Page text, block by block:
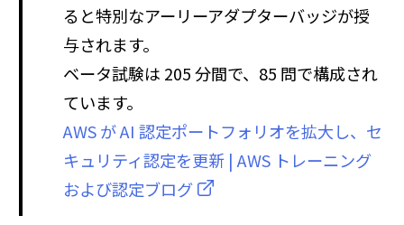
ると特別なアーリーアダプターバッジが授
与されます。
ベータ試験は 205 分間で、85 問で構成され
ています。
AWS が AI 認定ポートフォリオを拡大し、セ
キュリティ認定を更新 | AWS トレーニング
および認定ブログ